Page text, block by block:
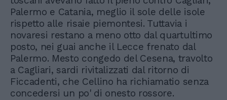
Palermo e Catania, meglio il sole delle isole
rispetto alle risaie piemontesi. Tuttavia i
novaresi restano a meno otto dal quartultimo
posto, nei guai anche il Lecce frenato dal
Palermo. Mesto congedo del Cesena, travolto
a Cagliari, sardi rivitalizzati dal ritorno di
Ficcadenti, che Cellino ha richiamatio senza
concedersi un po' di onesto rossore.